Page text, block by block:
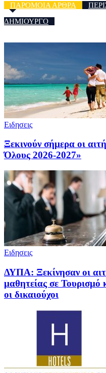
ΠΑΡΟΜΟΙΑ ΑΡΘΡΑ
ΔΗΜΙΟΥΡΓΟ
Ειδησεις
Ξεκινούν σήμερα οι
Όλους 2026-2027»
Ειδησεις
ΔΥΠΑ: Ξεκίνησαν οι
μαθητείας σε Τουρισμό
οι δικαιούχοι